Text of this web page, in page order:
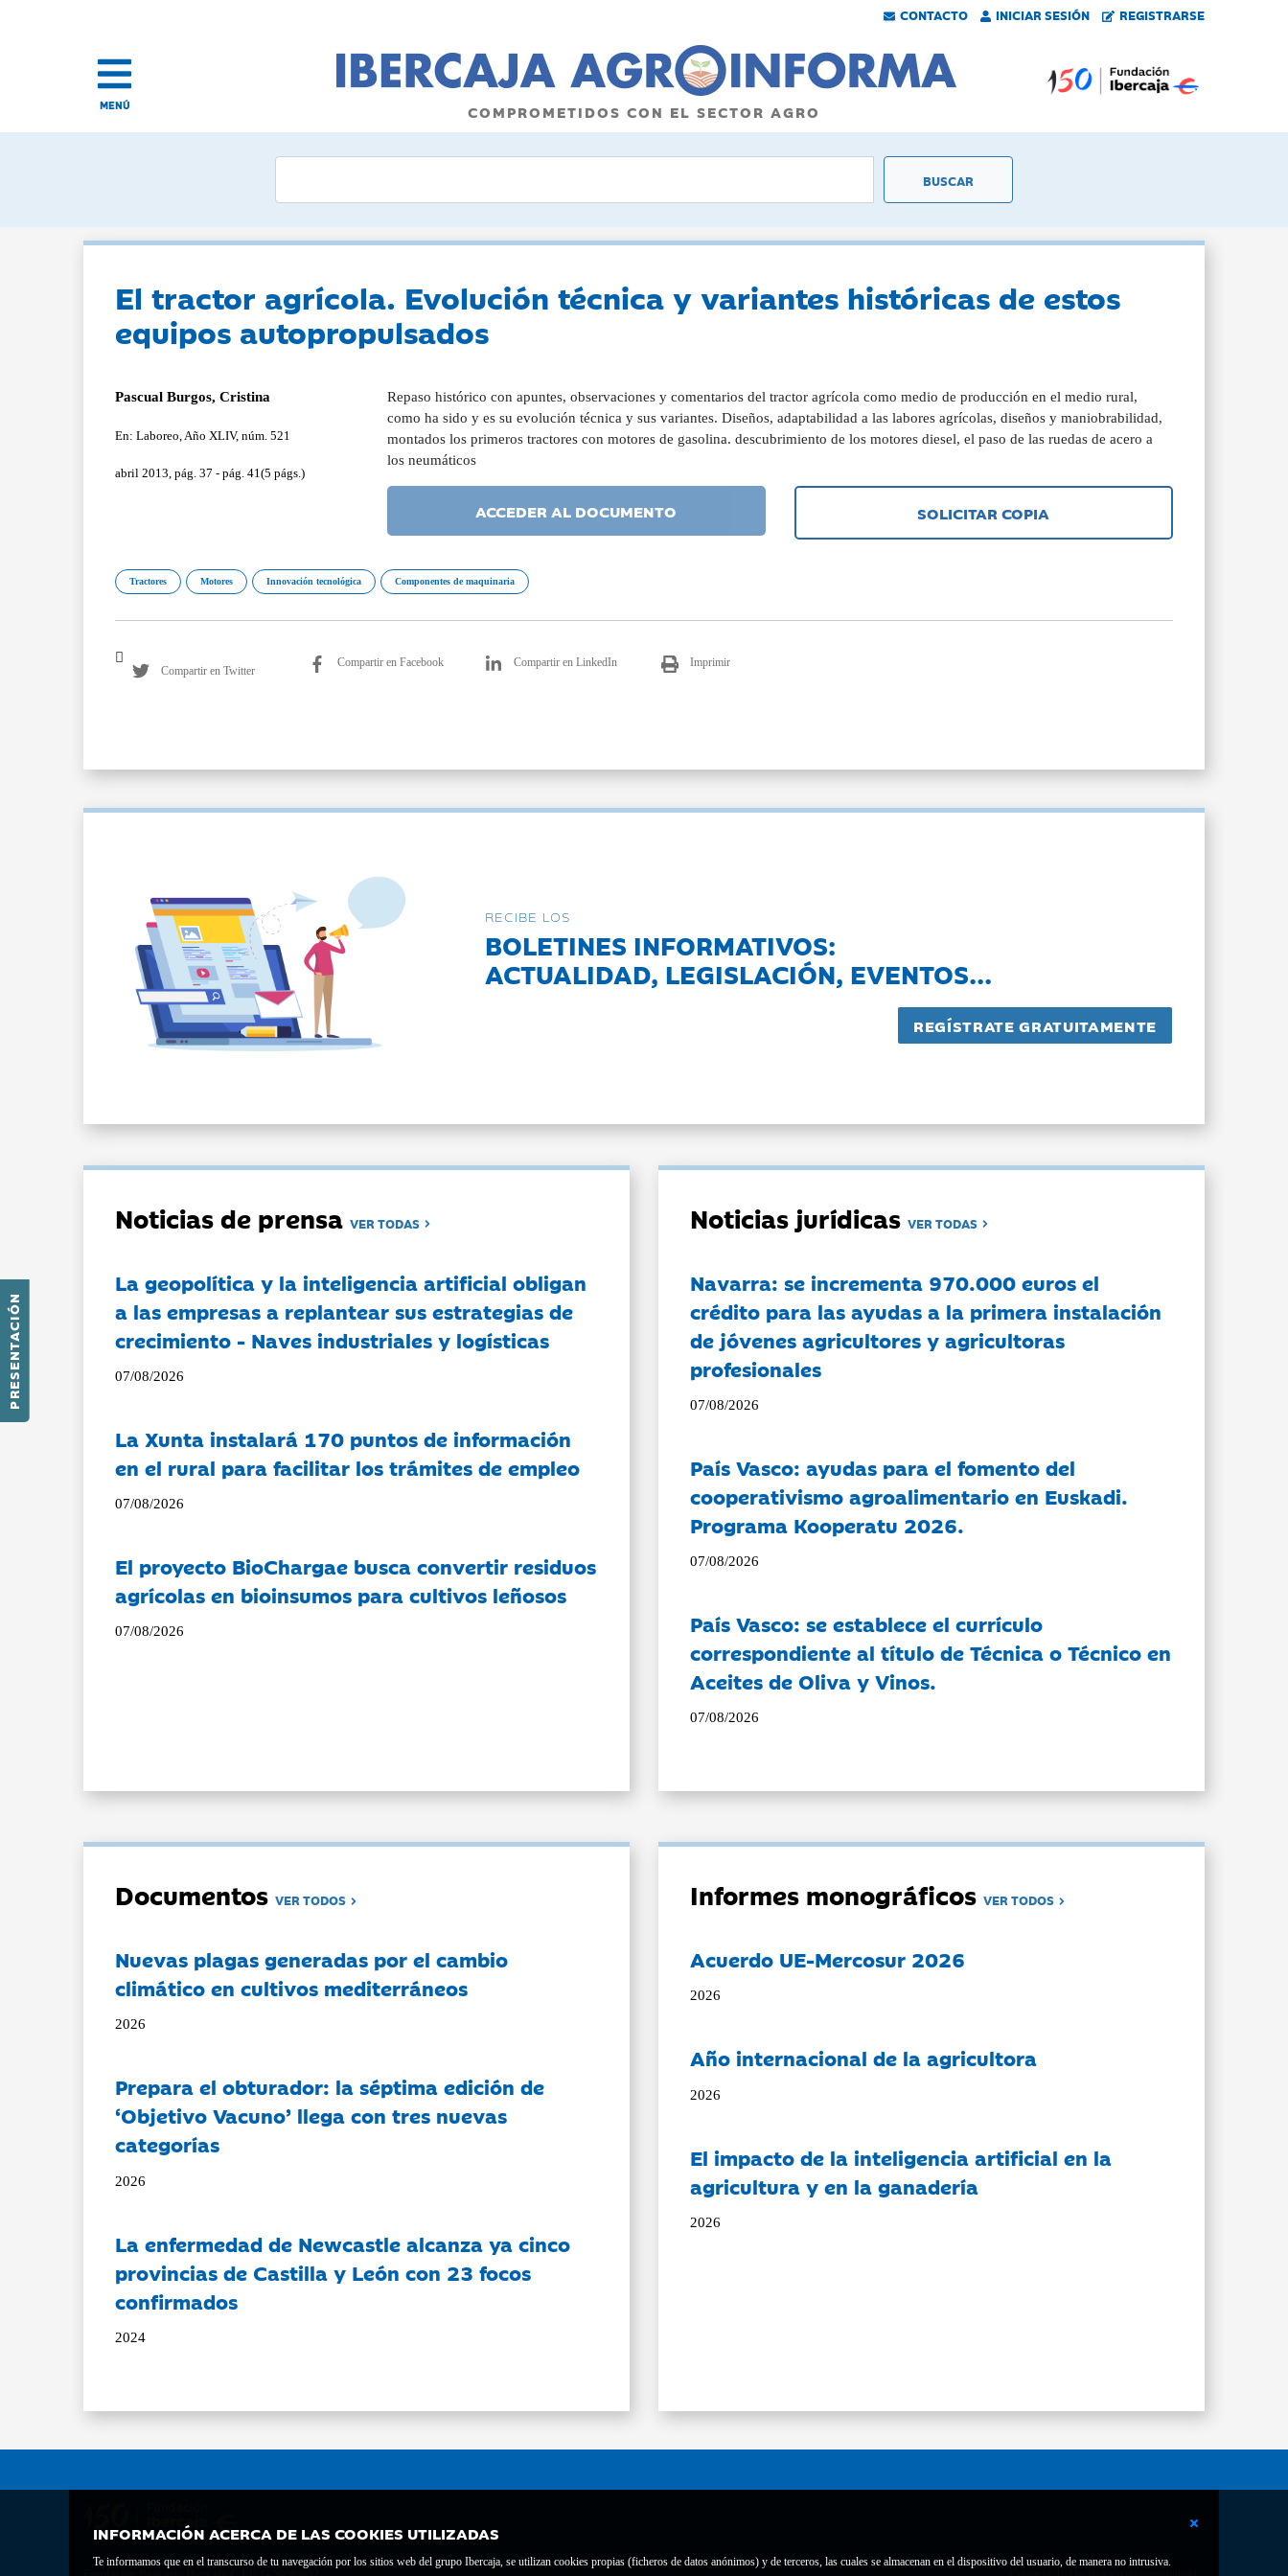
CONTACTO INICIAR SESIÓN REGISTRARSE
PRESENTACIÓN
MENÚ COMPROMETIDOS CON EL SECTOR AGRO
INFORMACIÓN ACERCA DE LAS COOKIES UTILIZADAS
Te informamos que en el transcurso de tu navegación por los sitios web del grupo Ibercaja, se utilizan cookies propias (ficheros de datos anónimos) y de terceros, las cuales se almacenan en el dispositivo del usuario, de manera no intrusiva.
El tractor agrícola. Evolución técnica y variantes históricas de estos
equipos autopropulsados
Pascual Burgos, Cristina
En: Laboreo, Año XLIV, núm. 521
abril 2013, pág. 37 - pág. 41(5 págs.)
Repaso histórico con apuntes, observaciones y comentarios del tractor agrícola como medio de producción en el medio rural,
como ha sido y es su evolución técnica y sus variantes. Diseños, adaptabilidad a las labores agrícolas, diseños y maniobrabilidad,
montados los primeros tractores con motores de gasolina. descubrimiento de los motores diesel, el paso de las ruedas de acero a
los neumáticos
ACCEDER AL DOCUMENTO SOLICITAR COPIA
Tractores Motores Innovación tecnológica Componentes de maquinaria
Compartir en Twitter
Compartir en Facebook Compartir en LinkedIn Imprimir
RECIBE LOS
BOLETINES INFORMATIVOS:
ACTUALIDAD, LEGISLACIÓN, EVENTOS...
Noticias de prensaVER TODAS
La geopolítica y la inteligencia artificial obligan
a las empresas a replantear sus estrategias de
crecimiento - Naves industriales y logísticas
07/08/2026
La Xunta instalará 170 puntos de información
en el rural para facilitar los trámites de empleo
07/08/2026
El proyecto BioChargae busca convertir residuos
agrícolas en bioinsumos para cultivos leñosos
07/08/2026
Noticias jurídicasVER TODAS
Navarra: se incrementa 970.000 euros el
crédito para las ayudas a la primera instalación
de jóvenes agricultores y agricultoras
profesionales
07/08/2026
País Vasco: ayudas para el fomento del
cooperativismo agroalimentario en Euskadi.
Programa Kooperatu 2026.
07/08/2026
País Vasco: se establece el currículo
correspondiente al título de Técnica o Técnico en
Aceites de Oliva y Vinos.
07/08/2026
DocumentosVER TODOS
Nuevas plagas generadas por el cambio
climático en cultivos mediterráneos
2026
Prepara el obturador: la séptima edición de
‘Objetivo Vacuno’ llega con tres nuevas
categorías
2026
La enfermedad de Newcastle alcanza ya cinco
provincias de Castilla y León con 23 focos
confirmados
2024
Informes monográficosVER TODOS
Acuerdo UE-Mercosur 2026
2026
Año internacional de la agricultora
2026
El impacto de la inteligencia artificial en la
agricultura y en la ganadería
2026